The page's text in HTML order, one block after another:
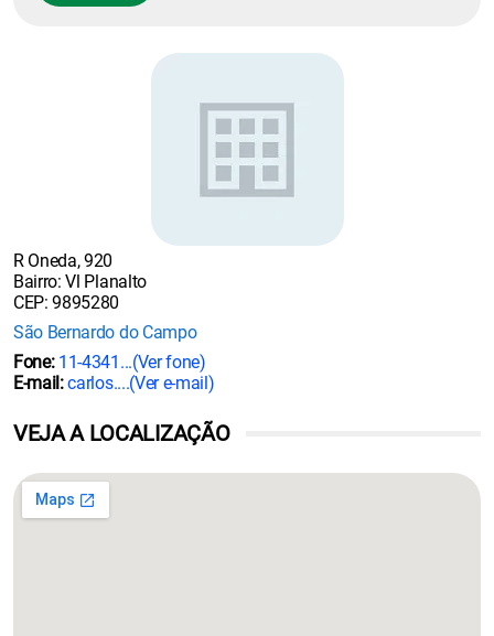
R Oneda, 920
Bairro: Vl Planalto
CEP: 9895280
São Bernardo do Campo
Fone: 11-4341...(Ver fone)
E-mail:carlos....(Ver e-mail)
VEJA A LOCALIZAÇÃO